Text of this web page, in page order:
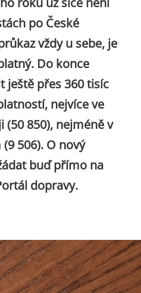
po České
vždy u sebe, je
Do konce
ještě přes 360 tisíc
nejvíce ve
850), nejméně v
506). O nový
buď přímo na
dopravy.